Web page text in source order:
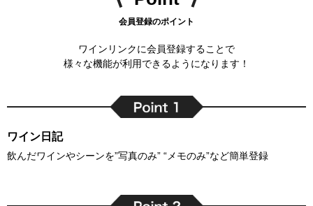
会員登録のポイント
ワインリンクに会員登録することで
様々な機能が利用できるようになります！
ワイン日記
飲んだワインやシーンを”写真のみ” “メモのみ”など簡単登録